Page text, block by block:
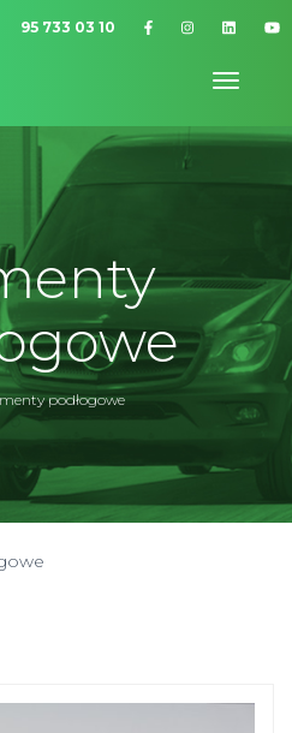
95 733 03 10
podłogowe